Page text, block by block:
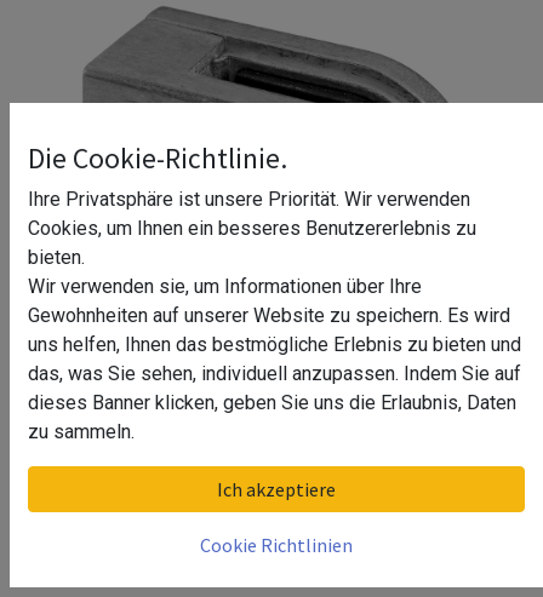
Glasklemme Berta
Material
Die Cookie-Richtlinie.
Ihre Privatsphäre ist unsere Priorität. Wir verwenden
Cookies, um Ihnen ein besseres Benutzererlebnis zu
bieten.
Wir verwenden sie, um Informationen über Ihre
Gewohnheiten auf unserer Website zu speichern. Es wird
uns helfen, Ihnen das bestmögliche Erlebnis zu bieten und
das, was Sie sehen, individuell anzupassen. Indem Sie auf
dieses Banner klicken, geben Sie uns die Erlaubnis, Daten
zu sammeln.
Ich akzeptiere
Cookie Richtlinien